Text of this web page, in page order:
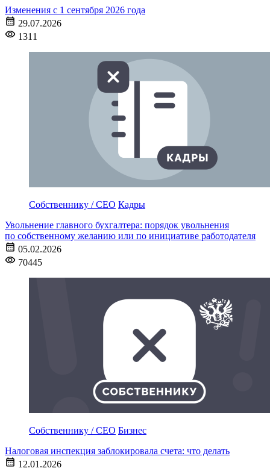
Изменения с 1 сентября 2026 года
29.07.2026
1311
Собственнику / CEO Кадры
Увольнение главного бухгалтера: порядок увольнения
по собственному желанию или по инициативе работодателя
05.02.2026
70445
Собственнику / CEO Бизнес
Налоговая инспекция заблокировала счета: что делать
12.01.2026